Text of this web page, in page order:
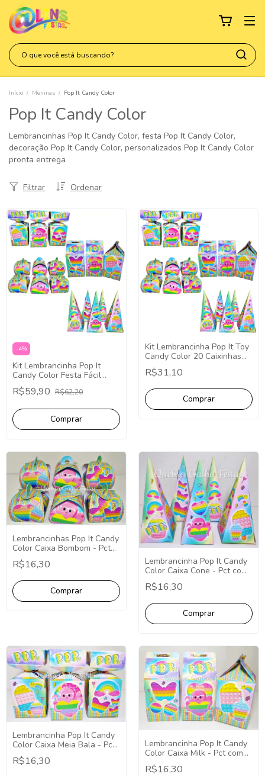
Início / Meninas / Pop It Candy Color
Pop It Candy Color
Lembrancinhas Pop It Candy Color, festa Pop It Candy Color,
decoração Pop It Candy Color, personalizados Pop It Candy Color
pronta entrega
Ordenar
Filtrar
-4%
Kit Lembrancinha Pop It
Candy Color Festa Fácil
Papelaria 40 Caixinhas
R$59,90 R$62,20
Kit Lembrancinha Pop It Toy
Candy Color 20 Caixinhas
Festa Fácil Decoração
R$31,10
Lembrancinhas Pop It Candy
Color Caixa Bombom - Pct
com 10
R$16,30
Lembrancinha Pop It Candy
Color Caixa Cone - Pct com
10
R$16,30
Lembrancinha Pop It Candy
Color Caixa Meia Bala - Pct
com 10
R$16,30
Lembrancinha Pop It Candy
Color Caixa Milk - Pct com
10
R$16,30